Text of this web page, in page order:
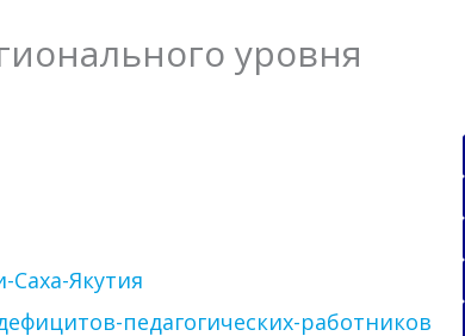
уровня
Якутия
педагогических-работников